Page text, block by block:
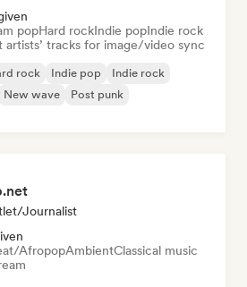
popHard rockIndie popIndie rock
artists’ tracks for image/video sync
rock Indie pop
Indie rock
New wave
Post punk
Journalist
AfropopAmbientClassical music